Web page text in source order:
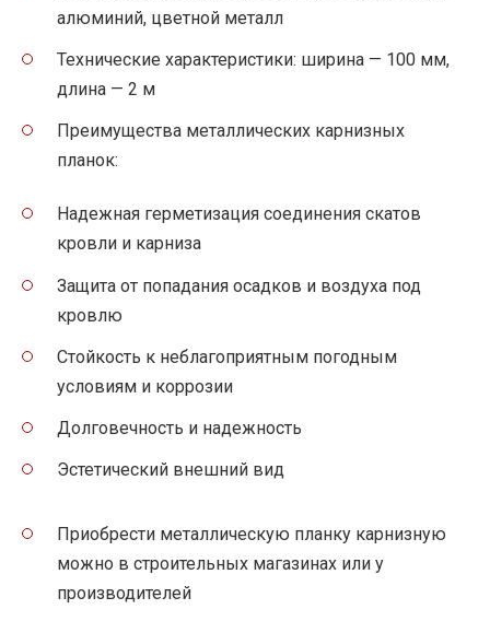
алюминий, цветной металл
Технические характеристики: ширина — 100 мм,
длина — 2 м
Преимущества металлических карнизных
планок:
Надежная герметизация соединения скатов
кровли и карниза
Защита от попадания осадков и воздуха под
кровлю
Стойкость к неблагоприятным погодным
условиям и коррозии
Долговечность и надежность
Эстетический внешний вид
Приобрести металлическую планку карнизную
можно в строительных магазинах или у
производителей